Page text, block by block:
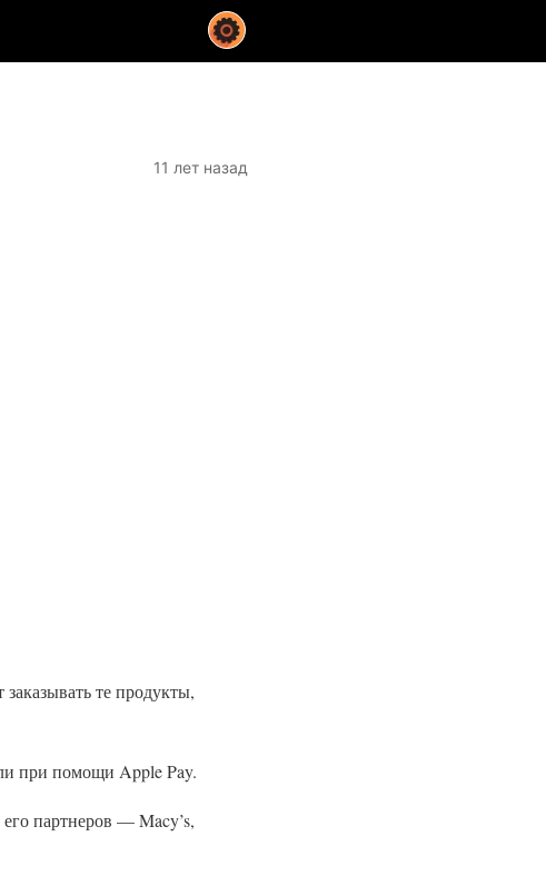
11 лет назад
те продукты,
при помощи Apple Pay.
партнеров — Macy’s,